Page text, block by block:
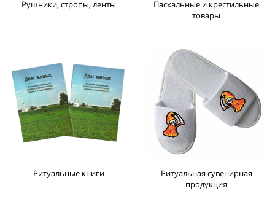
Рушники, стропы, ленты
Пасхальные и крестильные
товары
Ритуальные книги
Ритуальная сувенирная
продукция